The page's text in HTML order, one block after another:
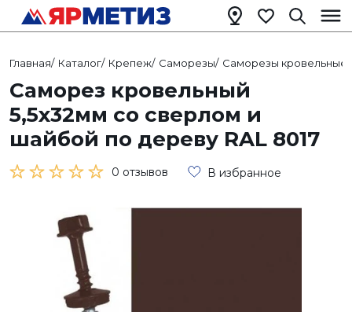
Главная/ Каталог/ Крепеж/ Саморезы/ Саморезы кровельные
Саморез кровельный
5,5х32мм со сверлом и
шайбой по дереву RAL 8017
0 отзывов В избранное